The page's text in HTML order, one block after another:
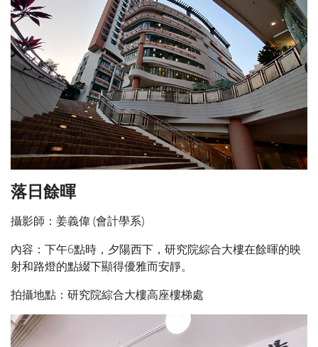
落日餘暉
攝影師：姜義偉 (會計學系)
內容：下午6點時，夕陽西下，研究院綜合大樓在餘暉的映
射和路燈的點綴下顯得優雅而安靜。
拍攝地點：研究院綜合大樓高座樓梯處